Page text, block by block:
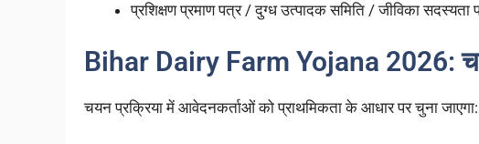
प्रशिक्षण प्रमाण पत्र / दुग्ध उत्पादक समिति / जीविका सदस्यता
Bihar Dairy Farm Yojana 2026:
चयन प्रक्रिया में आवेदनकर्ताओं को प्राथमिकता के आधार पर चुना जाएगा: